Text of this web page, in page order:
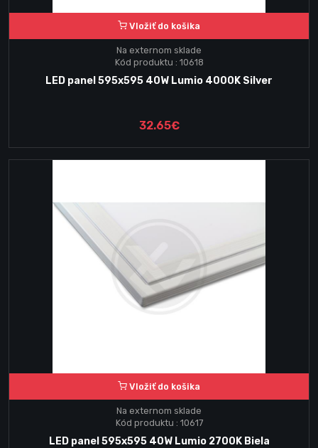
Vložiť do košika
Na externom sklade
Kód produktu : 10618
LED panel 595x595 40W Lumio 4000K Silver
32.65€
Vložiť do košika
Na externom sklade
Kód produktu : 10617
LED panel 595x595 40W Lumio 2700K Biela